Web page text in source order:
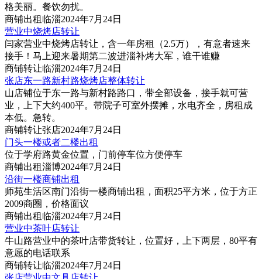
格美丽。餐饮勿扰。
商铺出租 临淄2024年7月24日
营业中烧烤店转让
闫家营业中烧烤店转让，含一年房租（2.5万），有意者速来
接手！马上迎来暑期第二波进淄补烤大军，谁干谁赚
商铺转让临淄2024年7月24日
张店东一路新村路烧烤店整体转让
山店铺位于东一路与新村路路口，带全部设备，接手就可营‌‌
业，上下大约400平。带院子可室外摆摊，水电齐全，房租成
本低。急转。
商铺转让张店2024年7月24日
门头一楼或者二楼出租
位于学府路黄金位置，门前停车位方便停车
商铺出租淄博2024年7月24日
沿街一楼商铺出租
师苑生活区南门沿街一楼商铺出租，面积25平方米，位于方正
2009商圈，价格面议
商铺出租 临淄2024年7月24日
营业中茶叶店转让
牛山路营业中的茶叶店带货转让，位置好，上下两层，80平有
意愿的电话联系
商铺转让临淄2024年7月24日